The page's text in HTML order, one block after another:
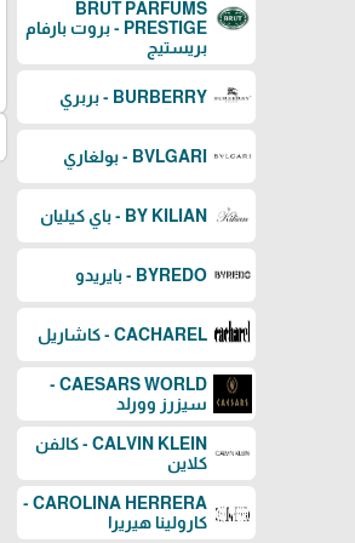
BRUT PARFUMS
PRESTIGE - بروت بارفام
بريستيج
BURBERRY - بربري
BVLGARI - بولغاري
BY KILIAN - باي كيليان
BYREDO - بايريدو
CACHAREL - كاشاريل
CAESARS WORLD -
سيزرز وورلد
CALVIN KLEIN - كالفن
كلاين
CAROLINA HERRERA -
كارولينا هيريرا